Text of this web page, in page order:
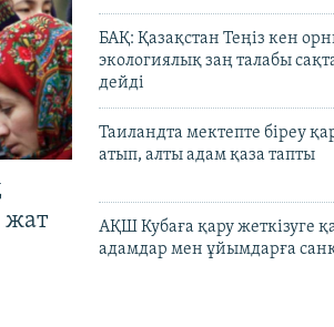
жат
БАҚ: Қазақстан Теңіз кен
экологиялық заң талабы
дейді
Таиландта мектепте біреу
атып, алты адам қаза тапты
АҚШ Кубаға қару жеткізуге
адамдар мен ұйымдарға